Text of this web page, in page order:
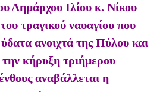
Δημάρχου Ιλίου κ. Νίκου
τραγικού ναυαγίου που
ανοιχτά της Πύλου και
κήρυξη τριήμερου
αναβάλλεται η